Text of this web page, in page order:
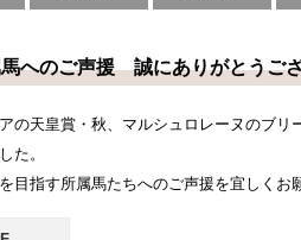
へのご声援 誠にありがとうご
の天皇賞・秋、マルシュロレーヌのブ
た。
目指す所属馬たちへのご声援を宜しくお